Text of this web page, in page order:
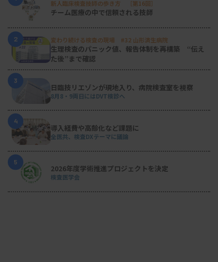
新人臨床検査技師の歩き方 ［第16回］
チーム医療の中で信頼される技師
2 変わり続ける検査の現場 #32 山形済生病院
生理検査のパニック値、報告体制を再構築 “伝え
た後”まで確認
3
日臨技リエゾンが現地入り、病院検査室を視察
8月8・9両日にはDVT検診へ
4
導入経費や高齢化など課題に
全医共、検査DXテーマに議論
5
2026年度学術推進プロジェクトを決定
検査医学会